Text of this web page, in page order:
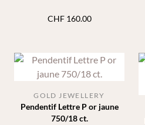
CHF160.00
Pendentif Lettre P or jaune
750/18 ct.
GOLD JEWELLERY